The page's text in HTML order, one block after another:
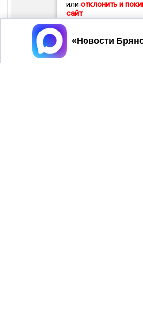
или отклонить и
сайт
Принять